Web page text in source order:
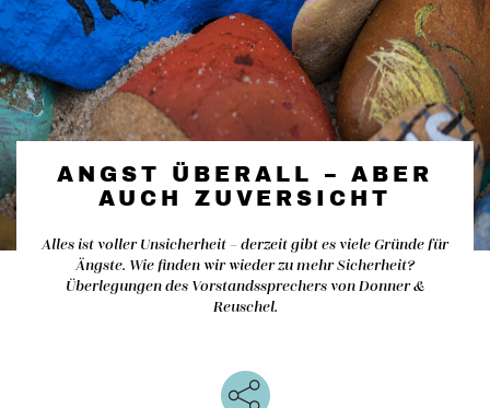
ANGST ÜBERALL – ABER
AUCH ZUVERSICHT
Alles ist voller Unsicherheit – derzeit gibt es viele Gründe für
Ängste. Wie finden wir wieder zu mehr Sicherheit?
Überlegungen des Vorstandssprechers von Donner &
Reuschel.